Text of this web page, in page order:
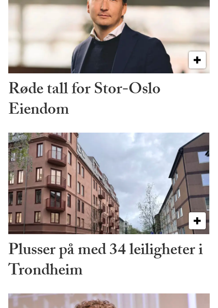
Røde tall for Stor-Oslo
Eiendom
Plusser på med 34 leiligheter i
Trondheim